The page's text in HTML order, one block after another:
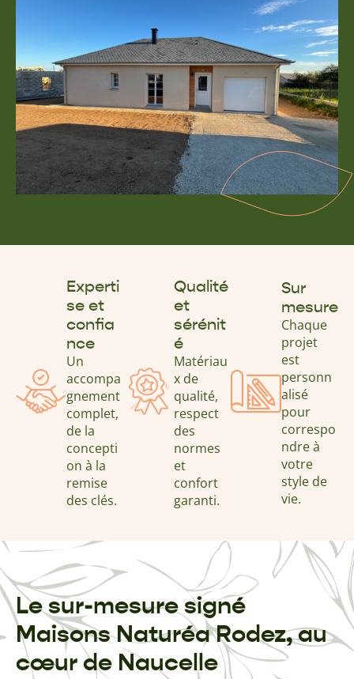
Experti
se et
confia
nce
Un
accompa
gnement
complet,
de la
concepti
on à la
remise
des clés.
Qualité
et
sérénit
é
Matériau
x de
qualité,
respect
des
normes
et
confort
garanti.
Sur
mesure
Chaque
projet
est
personn
alisé
pour
correspo
ndre à
votre
style de
vie.
Le sur-mesure signé
Maisons Naturéa Rodez, au
cœur de Naucelle